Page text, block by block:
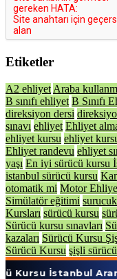
Etiketler
A2 ehliyet Araba
B sınıfı ehliyet B Sınıfı
direksiyon dersi
sınavı ehliyet Ehliyet
ehliyet kursu ehliyet
Ehliyet randevu ehliyet
yaşı En iyi sürücü kursu
istanbul sürücü kursu
otomatik mi Motor
Simülatör eğitimi
Kursları sürücü kursu
Sürücü kursu sınavları
kazaları Sürücü Kursu
Sürücü Kursu şişli
Aramalarında